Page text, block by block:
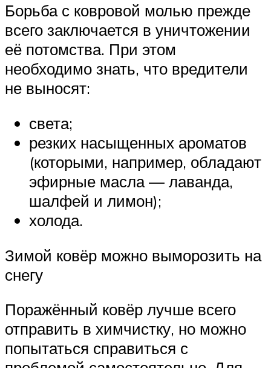
Борьба с ковровой молью прежде
всего заключается в уничтожении
её потомства. При этом
необходимо знать, что вредители
не выносят:
света;
резких насыщенных ароматов
(которыми, например, обладают
эфирные масла — лаванда,
шалфей и лимон);
холода.
Зимой ковёр можно выморозить на
снегу
Поражённый ковёр лучше всего
отправить в химчистку, но можно
попытаться справиться с